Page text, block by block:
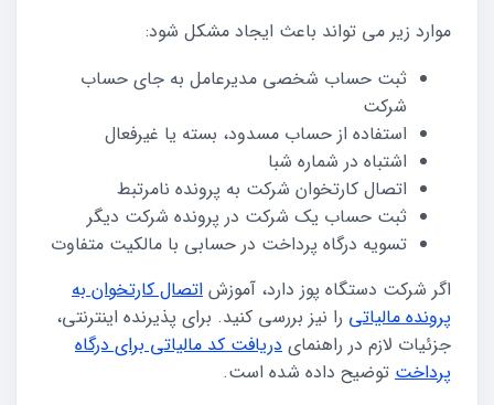
موارد زیر می تواند باعث ایجاد مشکل شود:
ثبت حساب شخصی مدیرعامل به جای حساب
شرکت
استفاده از حساب مسدود، بسته یا غیرفعال
اشتباه در شماره شبا
اتصال کارتخوان شرکت به پرونده نامرتبط
ثبت حساب یک شرکت در پرونده شرکت دیگر
تسویه درگاه پرداخت در حسابی با مالکیت متفاوت
اگر شرکت دستگاه پوز دارد، آموزش اتصال کارتخوان به
پرونده مالیاتی را نیز بررسی کنید. برای پذیرنده اینترنتی،
جزئیات لازم در راهنمای دریافت کد مالیاتی برای درگاه
پرداخت توضیح داده شده است.